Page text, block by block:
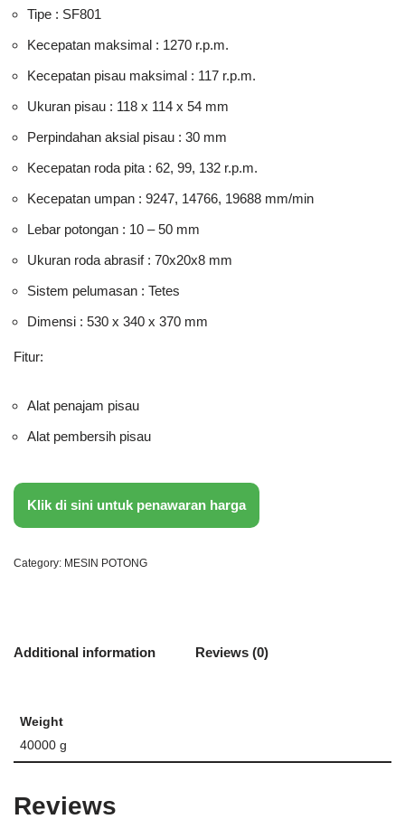
Tipe : SF801
Kecepatan maksimal : 1270 r.p.m.
Kecepatan pisau maksimal : 117 r.p.m.
Ukuran pisau : 118 x 114 x 54 mm
Perpindahan aksial pisau : 30 mm
Kecepatan roda pita : 62, 99, 132 r.p.m.
Kecepatan umpan : 9247, 14766, 19688 mm/min
Lebar potongan : 10 – 50 mm
Ukuran roda abrasif : 70x20x8 mm
Sistem pelumasan : Tetes
Dimensi : 530 x 340 x 370 mm
Fitur:
Alat penajam pisau
Alat pembersih pisau
Klik di sini untuk penawaran harga
Category: MESIN POTONG
Additional information Reviews (0)
Weight
40000 g
Reviews